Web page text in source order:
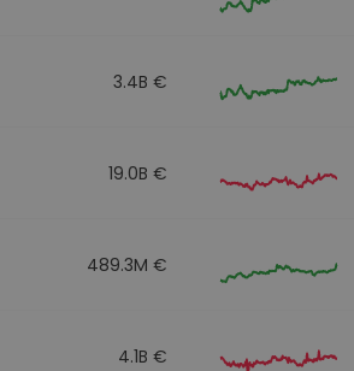
3.4B €
19.0B €
489.3M €
4.1B €